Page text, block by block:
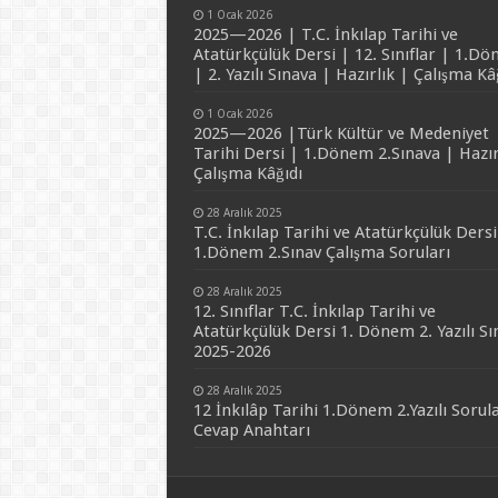
1 Ocak 2026
2025—2026 | T.C. İnkılap Tarihi ve
Atatürkçülük Dersi | 12. Sınıflar |
| 2. Yazılı Sınava | Hazırlık | Çalışma
1 Ocak 2026
2025—2026 |Türk Kültür ve Medeniyet
Tarihi Dersi | 1.Dönem 2.Sınava |
Çalışma Kâğıdı
28 Aralık 2025
T.C. İnkılap Tarihi ve Atatürkçülük Dersi
1.Dönem 2.Sınav Çalışma Soruları
28 Aralık 2025
12. Sınıflar T.C. İnkılap Tarihi ve
Atatürkçülük Dersi 1. Dönem 2. Yazılı
2025-2026
28 Aralık 2025
12 İnkılâp Tarihi 1.Dönem 2.Yazılı
Cevap Anahtarı